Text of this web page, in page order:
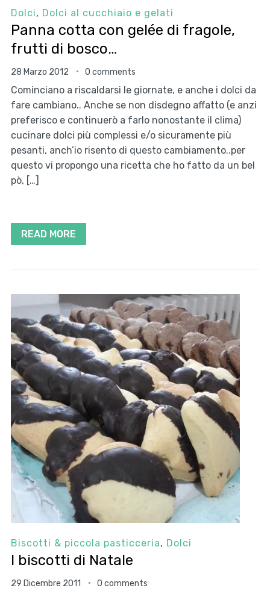
Dolci, Dolci al cucchiaio e gelati
Panna cotta con gelée di fragole,
frutti di bosco…
28 Marzo 2012 0 comments
Cominciano a riscaldarsi le giornate, e anche i dolci da
fare cambiano.. Anche se non disdegno affatto (e anzi
preferisco e continuerò a farlo nonostante il clima)
cucinare dolci più complessi e/o sicuramente più
pesanti, anch’io risento di questo cambiamento..per
questo vi propongo una ricetta che ho fatto da un bel
pò, […]
READ MORE
Biscotti & piccola pasticceria, Dolci
I biscotti di Natale
29 Dicembre 2011 0 comments